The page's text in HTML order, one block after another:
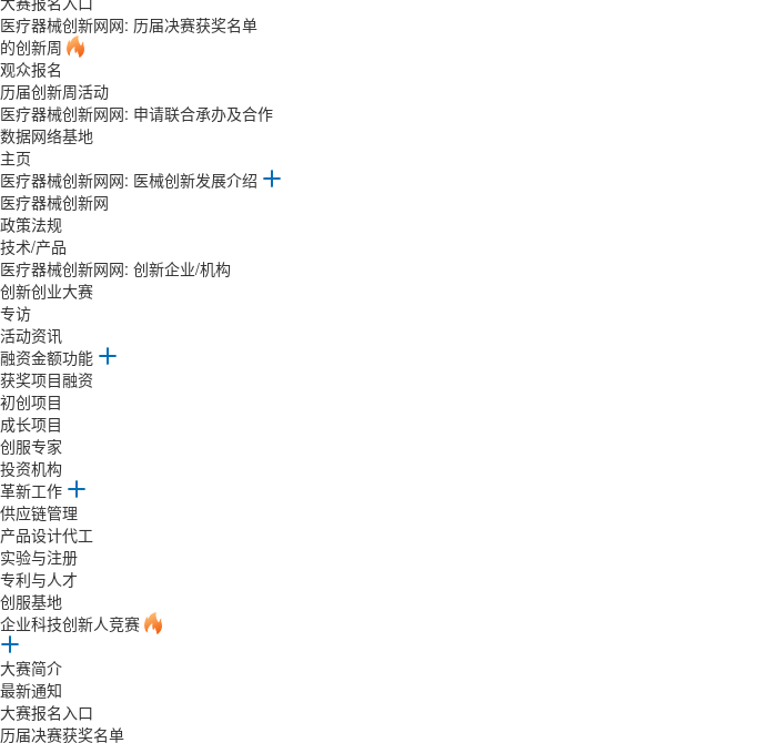
医疗器械创新网网: 历届决赛获奖名单
的创新周
观众报名
历届创新周活动
医疗器械创新网网: 申请联合承办及合作
数据网络基地
主页
医疗器械创新网网: 医械创新发展介绍
医疗器械创新网
政策法规
技术/产品
医疗器械创新网网: 创新企业/机构
创新创业大赛
专访
活动资讯
融资金额功能
获奖项目融资
初创项目
成长项目
创服专家
投资机构
革新工作
供应链管理
产品设计代工
实验与注册
专利与人才
创服基地
企业科技创新人竞赛
大赛简介
最新通知
大赛报名入口
历届决赛获奖名单